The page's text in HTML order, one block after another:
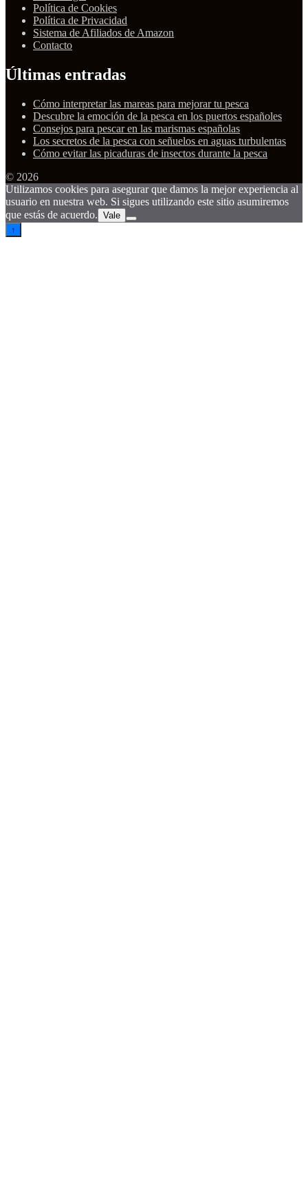
Política de Cookies
Política de Privacidad
Sistema de Afiliados de Amazon
Contacto
Últimas entradas
Cómo interpretar las mareas para mejorar tu pesca
Descubre la emoción de la pesca en los puertos españoles
Consejos para pescar en las marismas españolas
Los secretos de la pesca con señuelos en aguas turbulentas
Cómo evitar las picaduras de insectos durante la pesca
© 2026
Utilizamos cookies para asegurar que damos la mejor experiencia al
usuario en nuestra web. Si sigues utilizando este sitio asumiremos
que estás de acuerdo. Vale
↑